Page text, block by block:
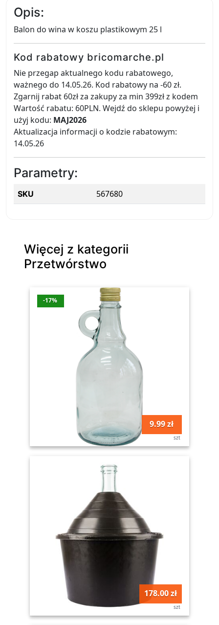
Opis:
Balon do wina w koszu plastikowym 25 l
Kod rabatowy bricomarche.pl
Nie przegap aktualnego kodu rabatowego,
ważnego do 14.05.26. Kod rabatowy na -60 zł.
Zgarnij rabat 60zł za zakupy za min 399zł z kodem
Wartość rabatu: 60PLN. Wejdź do sklepu powyżej i
użyj kodu: MAJ2026
Aktualizacja informacji o kodzie rabatowym:
14.05.26
Parametry:
SKU 567680
Więcej z kategorii
Przetwórstwo
-17%
9.99 zł
szt
178.00 zł
szt